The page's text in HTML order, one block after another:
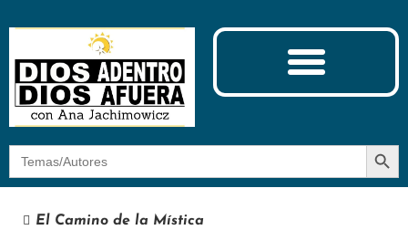
Botón
El Camino de la Mística